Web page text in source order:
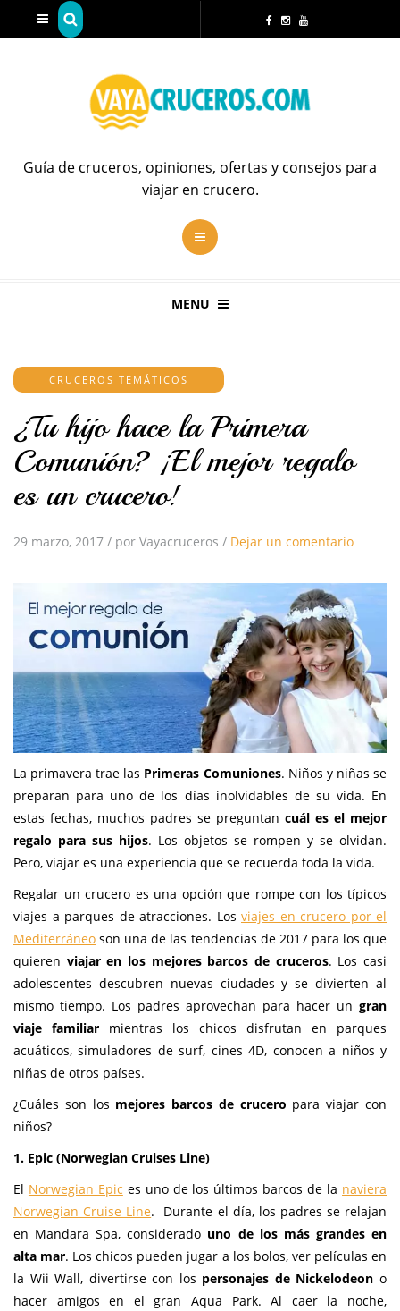
Guía de cruceros, opiniones, ofertas y consejos para
viajar en crucero.
MENU
CRUCEROS TEMÁTICOS
¿Tu hijo hace la Primera
Comunión? ¡El mejor regalo
es un crucero!
29 marzo, 2017 / por Vayacruceros / Dejar un comentario
La primavera trae las Primeras Comuniones. Niños y niñas se
preparan para uno de los días inolvidables de su vida. En
estas fechas, muchos padres se preguntan cuál es el mejor
regalo para sus hijos. Los objetos se rompen y se olvidan.
Pero, viajar es una experiencia que se recuerda toda la vida.
Regalar un crucero es una opción que rompe con los típicos
viajes a parques de atracciones. Los viajes en crucero por el
Mediterráneo son una de las tendencias de 2017 para los que
quieren viajar en los mejores barcos de cruceros. Los casi
adolescentes descubren nuevas ciudades y se divierten al
mismo tiempo. Los padres aprovechan para hacer un gran
viaje familiar mientras los chicos disfrutan en parques
acuáticos, simuladores de surf, cines 4D, conocen a niños y
niñas de otros países.
¿Cuáles son los mejores barcos de crucero para viajar con
niños?
1. Epic (Norwegian Cruises Line)
El Norwegian Epic es uno de los últimos barcos de la naviera
Norwegian Cruise Line. Durante el día, los padres se relajan
en Mandara Spa, considerado uno de los más grandes en
alta mar. Los chicos pueden jugar a los bolos, ver películas en
la Wii Wall, divertirse con los personajes de Nickelodeon o
hacer amigos en el gran Aqua Park. Al caer la noche,